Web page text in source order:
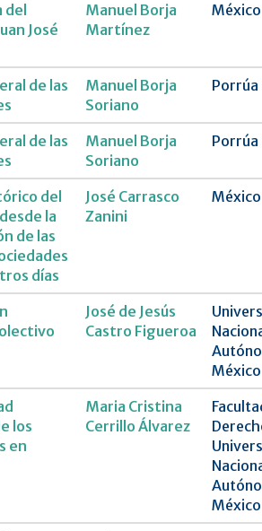
del
José
Manuel Borja
Martínez
México
de las
Manuel Borja
Soriano
Porrúa
de las
Manuel Borja
Soriano
Porrúa
del
la
de las
días
José Carrasco
Zanini
México
José de Jesús
Castro Figueroa
México
los
en
Maria Cristina
Cerrillo Álvarez
México